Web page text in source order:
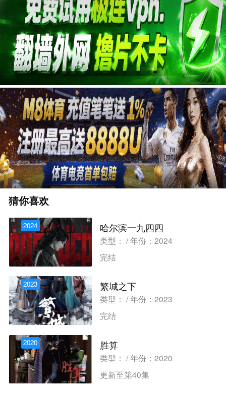
广告
猜你喜欢
2024 哈尔滨一九四四
类型： / 年份：2024
完结
2023 繁城之下
类型： / 年份：2023
完结
2020 胜算
类型： / 年份：2020
更新至第40集